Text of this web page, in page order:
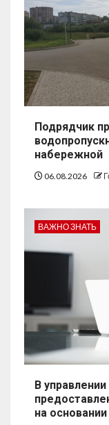
Подрядчик
набережной
06.08.2026
ВАЖНО ЗНАТЬ
В
на